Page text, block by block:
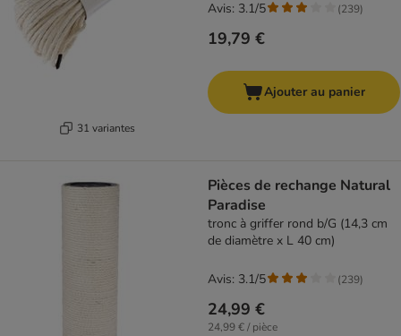
31 variantes
19,79 €
Avis: 3.1/5 (239)
Ajouter au panier
Pièces de rechange Natural
Paradise
tronc à griffer rond b/G (14,3 cm
de diamètre x L 40 cm)
24,99 €
24,99 € / pièce
Avis: 3.1/5 (239)